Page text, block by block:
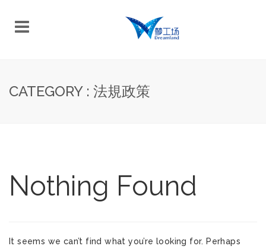
CATEGORY : 法規政策
Nothing Found
It seems we can’t find what you’re looking for. Perhaps